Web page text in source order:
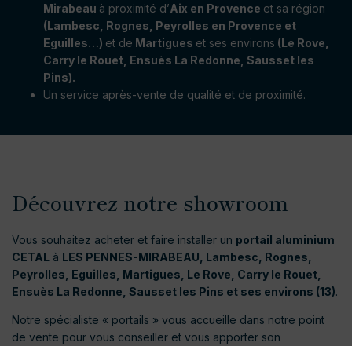
Mirabeau à proximité d’Aix en Provence et sa région
(Lambesc, Rognes, Peyrolles en Provence et
Eguilles…) et de Martigues et ses environs (Le Rove,
Carry le Rouet, Ensuès La Redonne, Sausset les
Pins).
Un service après-vente de qualité et de proximité.
Découvrez notre showroom
Vous souhaitez acheter et faire installer un portail aluminium
CETAL à LES PENNES-MIRABEAU, Lambesc, Rognes,
Peyrolles, Eguilles, Martigues, Le Rove, Carry le Rouet,
Ensuès La Redonne, Sausset les Pins et ses environs (13).
Notre spécialiste « portails » vous accueille dans notre point
de vente pour vous conseiller et vous apporter son